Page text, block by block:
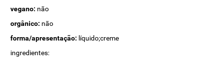
vegano: não
orgânico: não
forma/apresentação: líquido;creme
ingredientes: